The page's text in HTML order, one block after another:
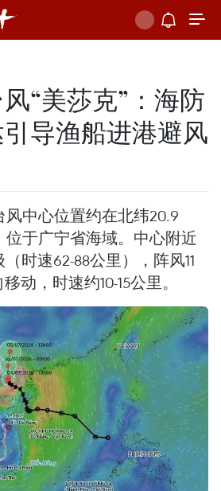
“美莎克”：海防
导渔船进港避风
风中心位置约在北纬20.9
位于广宁省海域。中心附近
时速62-88公里），阵风11
动，时速约10-15公里。